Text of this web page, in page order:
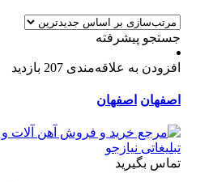
جستجو پیشرفته
افزودن به علاقه‌مندی 207 بازدید
اصفهان اصفهان
تماس بگیرید